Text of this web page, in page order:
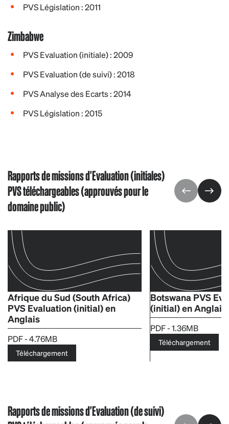
PVS Législation : 2011
Zimbabwe
PVS Evaluation (initiale) : 2009
PVS Evaluation (de suivi) : 2018
PVS Analyse des Ecarts : 2014
PVS Législation : 2015
Rapports de missions d'Evaluation (initiales)
PVS téléchargeables (approuvés pour le
domaine public)
Afrique du Sud (South Africa)
PVS Evaluation (initial) en
Anglais
PDF - 4.76MB
Téléchargement
Botswana PVS
(initial) en Anglais
PDF - 1.36MB
Téléchargement
Rapports de missions d'Evaluation (de suivi)